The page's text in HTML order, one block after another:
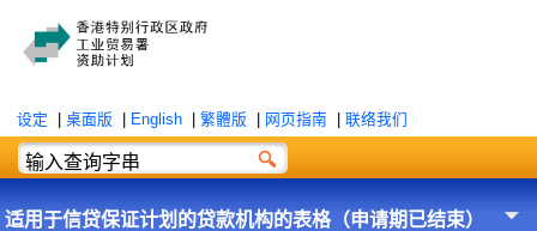
设定 桌面版 English 繁體版 网页指南 联络我们
适用于信贷保证计划的贷款机构的表格（申请期已结束）